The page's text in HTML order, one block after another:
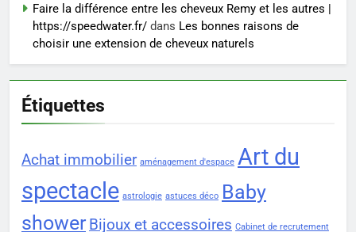
trouver un accompagnement
sérieux à un tarif juste ?
BIEN ÊTRE
Faire la différence entre les cheveux Remy et les autres |
https://speedwater.fr/ dans Les bonnes raisons de
choisir une extension de cheveux naturels
Étiquettes
Achat immobilier aménagement d'espace Art du
spectacle astrologie astuces déco Baby
shower Bijoux et accessoires Cabinet de recrutement